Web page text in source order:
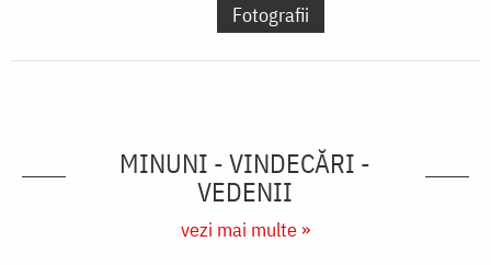
Fotografii
MINUNI - VINDECĂRI -
VEDENII
vezi mai multe »